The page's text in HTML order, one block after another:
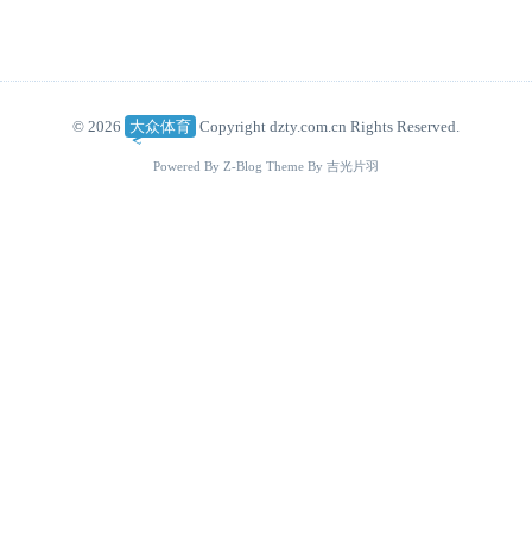
© 2026 大众体育 Copyright dzty.com.cn Rights Reserved.
Powered By Z-Blog Theme By 吉光片羽